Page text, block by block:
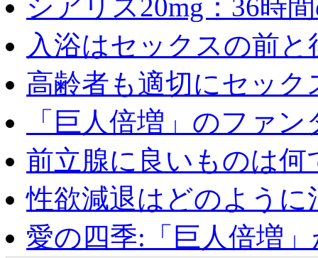
シアリス20mg：36時
入浴はセックスの前
高齢者も適切にセック
「巨人倍増」のファ
前立腺に良いものは何
性欲減退はどのように
愛の四季:「巨人倍増